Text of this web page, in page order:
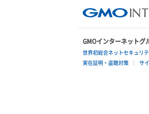
GMOインターネットグ
世界初総合ネットセキュリ
実在証明・盗聴対策
サ